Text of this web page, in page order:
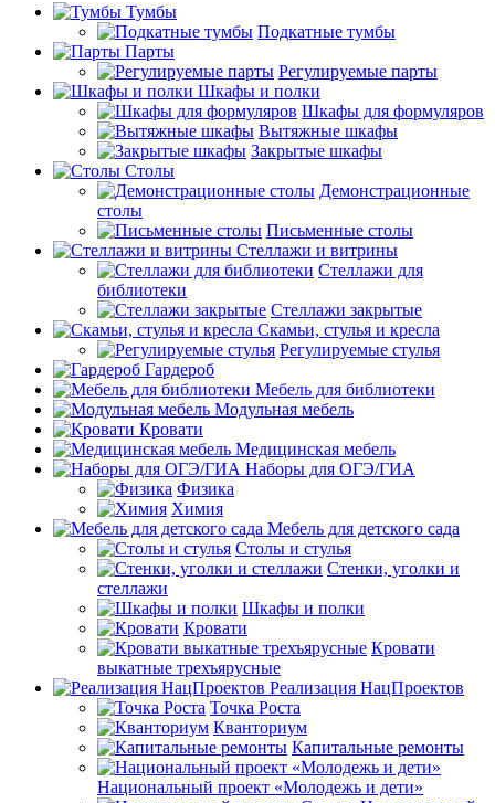
Тумбы
Подкатные тумбы
Парты
Регулируемые парты
Шкафы и полки
Шкафы для формуляров
Вытяжные шкафы
Закрытые шкафы
Столы
Демонстрационные
столы
Письменные столы
Стеллажи и витрины
Стеллажи для
библиотеки
Стеллажи закрытые
Скамьи, стулья и кресла
Регулируемые стулья
Гардероб
Мебель для библиотеки
Модульная мебель
Кровати
Медицинская мебель
Наборы для ОГЭ/ГИА
Физика
Химия
Мебель для детского сада
Столы и стулья
Стенки, уголки и
стеллажи
Шкафы и полки
Кровати
Кровати
выкатные трехъярусные
Реализация НацПроектов
Точка Роста
Кванториум
Капитальные ремонты
Национальный проект «Молодежь и дети»